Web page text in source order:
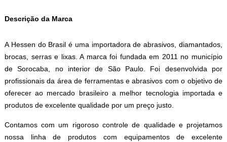
Descrição da Marca
A Hessen do Brasil é uma importadora de abrasivos, diamantados,
brocas, serras e lixas. A marca foi fundada em 2011 no município
de Sorocaba, no interior de São Paulo. Foi desenvolvida por
profissionais da área de ferramentas e abrasivos com o objetivo de
oferecer ao mercado brasileiro a melhor tecnologia importada e
produtos de excelente qualidade por um preço justo.
Contamos com um rigoroso controle de qualidade e projetamos
nossa linha de produtos com equipamentos de excelente